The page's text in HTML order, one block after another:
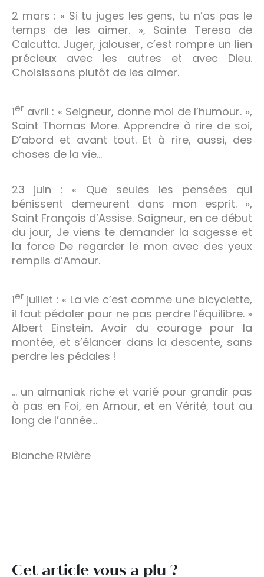
2 mars : « Si tu juges les gens, tu n’as pas le
temps de les aimer. », Sainte Teresa de
Calcutta. Juger, jalouser, c’est rompre un lien
précieux avec les autres et avec Dieu.
Choisissons plutôt de les aimer.
1er avril : « Seigneur, donne moi de l’humour. »,
Saint Thomas More. Apprendre à rire de soi,
D’abord et avant tout. Et à rire, aussi, des
choses de la vie…
23 juin : « Que seules les pensées qui
bénissent demeurent dans mon esprit. »,
Saint François d’Assise. Saigneur, en ce début
du jour, Je viens te demander la sagesse et
la force De regarder le mon avec des yeux
remplis d’Amour.
1er juillet : « La vie c’est comme une bicyclette,
il faut pédaler pour ne pas perdre l’équilibre. »
Albert Einstein. Avoir du courage pour la
montée, et s’élancer dans la descente, sans
perdre les pédales !
… un almaniak riche et varié pour grandir pas
à pas en Foi, en Amour, et en Vérité, tout au
long de l’année…
Blanche Rivière
Cet article vous a plu ?